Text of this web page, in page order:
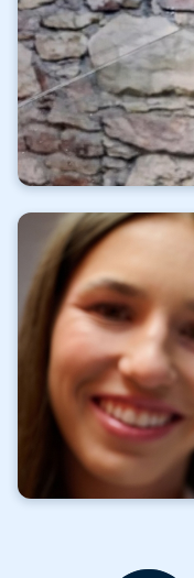
Všechny články
Koruny moci
a nebes
Číst dále
Všechny články
víceboj 2026